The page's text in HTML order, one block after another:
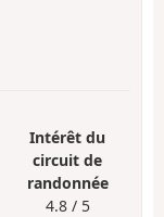
Intérêt du
circuit de
randonnée
4.8 / 5